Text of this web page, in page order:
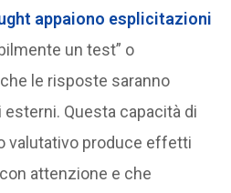
appaiono esplicitazioni
un test” o
le risposte saranno
Questa capacità di
valutativo produce effetti
attenzione e che